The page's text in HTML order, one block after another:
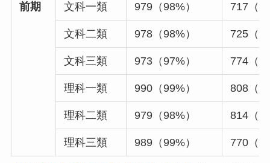
前期 文科一類 979（98%） 717（
文科二類 978（98%） 725（
文科三類 973（97%） 774（
理科一類 990（99%） 808（
理科二類 979（98%） 814（
理科三類 989（99%） 770（